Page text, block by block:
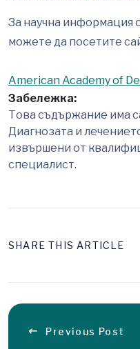
За научна информация
можете да посетите
American Academy of
Забележка:
Това съдържание има
Диагнозата и
извършени от
специалист.
SHARE THIS ARTICLE
Previous Post